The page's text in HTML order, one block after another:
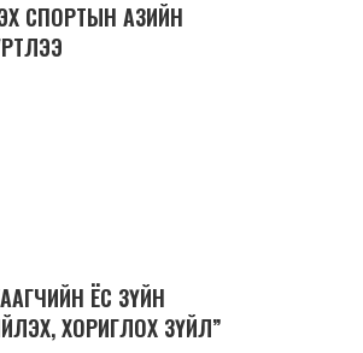
СПОРТЫН АЗИЙН
ЁС ЗҮЙН
ХОРИГЛОХ ЗҮЙЛ”